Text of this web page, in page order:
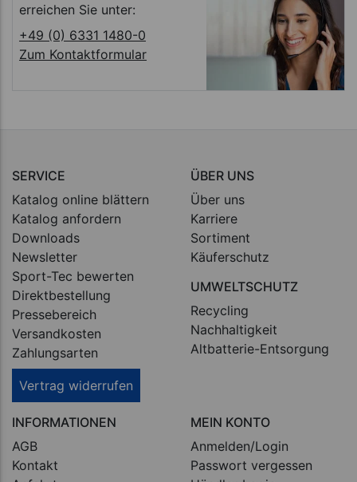
erreichen Sie unter:
+49 (0) 6331 1480-0
Zum Kontaktformular
SERVICE
Katalog online blättern
Katalog anfordern
Downloads
Newsletter
Sport-Tec bewerten
Direktbestellung
Pressebereich
Versandkosten
Zahlungsarten
Vertrag widerrufen
ÜBER UNS
Über uns
Karriere
Sortiment
Käuferschutz
UMWELTSCHUTZ
Recycling
Nachhaltigkeit
Altbatterie-Entsorgung
INFORMATIONEN
AGB
Kontakt
MEIN KONTO
Anmelden/Login
Passwort vergessen